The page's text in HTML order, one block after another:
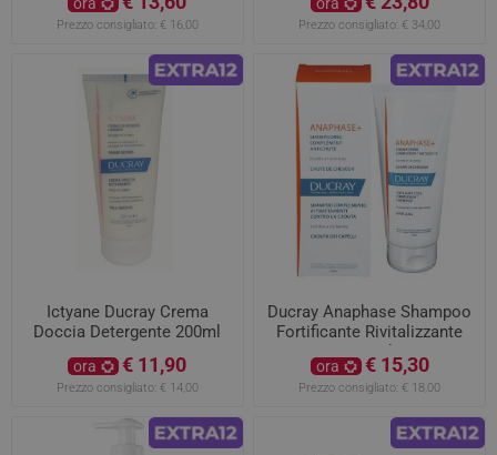
Prezzo consigliato: € 16,00 Prezzo consigliato: € 34,00
Ictyane Ducray Crema
Doccia Detergente 200ml
ora € 11,90
Prezzo consigliato: € 14,00
Ducray Anaphase Shampoo
Fortificante Rivitalizzante
200ml
ora € 15,30
Prezzo consigliato: € 18,00